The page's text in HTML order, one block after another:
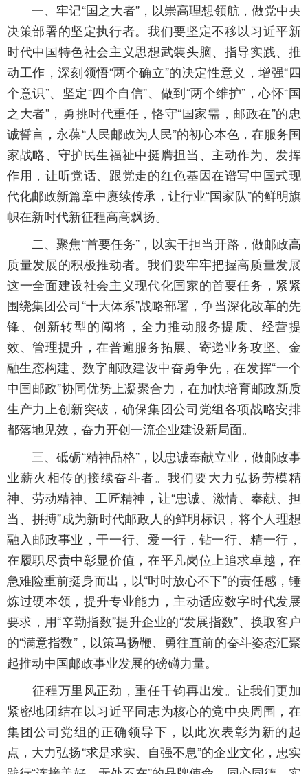
一、牢记“国之大者”，以崇高理想领航，做党中央
决策部署的坚定执行者。我们要坚定不移以习近平新
时代中国特色社会主义思想武装头脑、指导实践、推
动工作，深刻领悟“两个确立”的决定性意义，增强“四
个意识”、坚定“四个自信”、做到“两个维护”，心怀“国
之大者”，勇挑时代重任，恪守“国家需，邮政在”的忠
诚誓言，永葆“人民邮政为人民”的初心本色，在服务国
家战略、守护民生福祉中挺膺担当、主动作为、发挥
作用，让听党话、跟党走的红色基因在谱写中国式现
代化邮政新篇章中赓续传承，让行业“国家队”的鲜明旗
帜在新时代新征程高高飘扬。
二、聚焦“首要任务”，以实干担当开路，做邮政高
质量发展的积极推动者。我们要牢牢把握高质量发展
这一全面建设社会主义现代化国家的首要任务，紧紧
围绕集团公司“十大体系”战略部署，争当深化改革的先
锋、创新转型的闯将，全力推动服务提质、经营提
效、管理提升，在普遍服务拓展、寄递业务攻坚、金
融生态构建、数字邮政建设中奋勇争先，在发挥“一个
中国邮政”协同优势上凝聚合力，在加快培育邮政新质
生产力上创新突破，确保集团公司党组各项战略安排
都落地见效，奋力开创一流企业建设新局面。
三、砥砺“精神品格”，以忠诚奉献立业，做邮政事
业薪火相传的接续奋斗者。我们要大力弘扬劳模精
神、劳动精神、工匠精神，让“忠诚、激情、奉献、担
当、拼搏”成为新时代邮政人的鲜明标识，将个人理想
融入邮政事业，干一行、爱一行，钻一行、精一行，
在履职尽责中彰显价值，在平凡岗位上追求卓越，在
急难险重前挺身而出，以“时时放心不下”的责任感，锤
炼过硬本领，提升专业能力，主动适应数字时代发展
要求，用“辛勤指数”提升企业的“发展指数”、换取客户
的“满意指数”，以策马扬鞭、勇往直前的奋斗姿态汇聚
起推动中国邮政事业发展的磅礴力量。
征程万里风正劲，重任千钧再出发。让我们更加
紧密地团结在以习近平同志为核心的党中央周围，在
集团公司党组的正确领导下，以此次表彰为新的起
点，大力弘扬“求是求实、自强不息”的企业文化，忠实